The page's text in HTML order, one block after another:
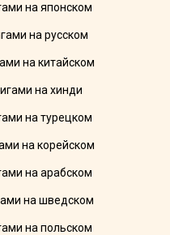
на японском
на русском
на китайском
на хинди
на турецком
на корейском
на арабском
на шведском
на польском